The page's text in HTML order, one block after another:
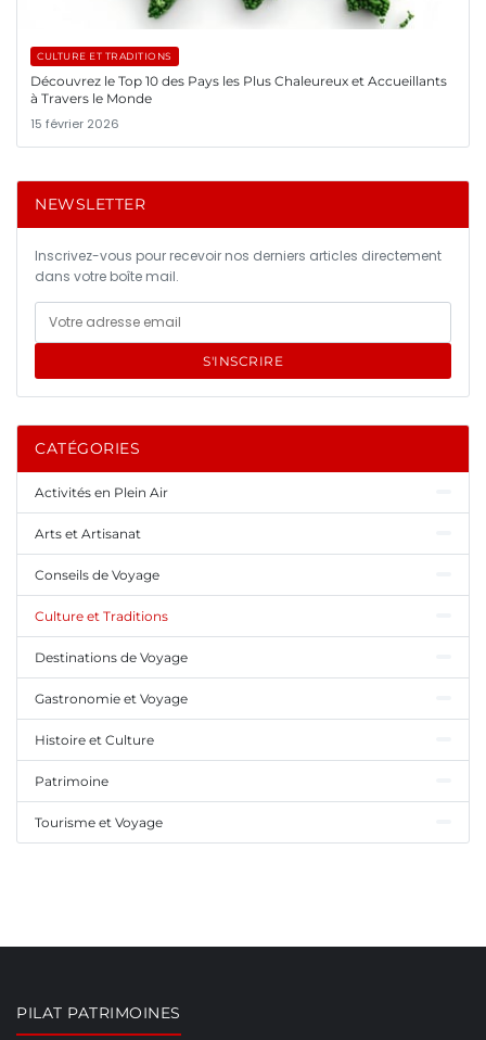
CULTURE ET TRADITIONS
Découvrez le Top 10 des Pays les Plus Chaleureux et Accueillants
à Travers le Monde
15 février 2026
NEWSLETTER
Inscrivez-vous pour recevoir nos derniers articles directement
dans votre boîte mail.
S'INSCRIRE
CATÉGORIES
Activités en Plein Air
Arts et Artisanat
Conseils de Voyage
Culture et Traditions
Destinations de Voyage
Gastronomie et Voyage
Histoire et Culture
Patrimoine
Tourisme et Voyage
PILAT PATRIMOINES